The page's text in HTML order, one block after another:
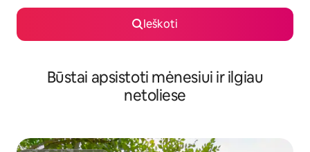
Ieškoti
Būstai apsistoti mėnesiui ir ilgiau
netoliese